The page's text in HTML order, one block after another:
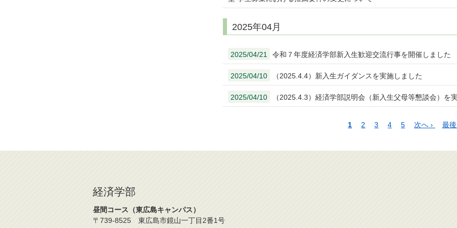
2025年04月
2025/04/21 令和７年度経済学部新入生歓迎交流行事を開催しました
2025/04/10 （2025.4.4）新入生ガイダンスを実施しました
2025/04/10 （2025.4.3）経済学部説明会（新入生父母等懇談会）を
カ
1
ペ
2
ペ
3
ペ
4
ペ
5
次
次へ ›
最
最
経済学部
昼間コース（東広島キャンパス）
〒739-8525 東広島市鏡山一丁目2番1号